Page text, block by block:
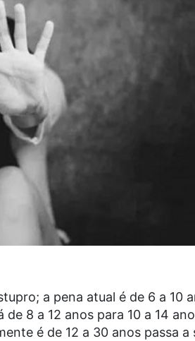
a pena atual é de 6 a 10
8 a 12 anos para 10 a 14
é de 12 a 30 anos passa a